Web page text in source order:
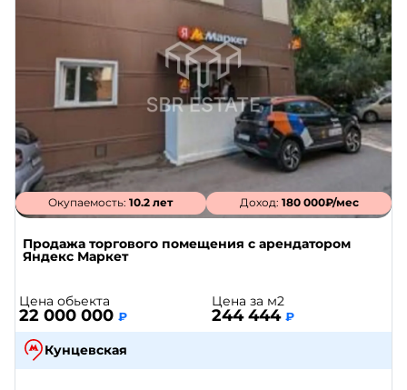
Окупаемость:10.2 лет Доход: 180 000₽/мес
Продажа торгового помещения с арендатором
Яндекс Маркет
Цена обьекта
22 000 000 ₽
Цена за м2
244 444 ₽
Кунцевская